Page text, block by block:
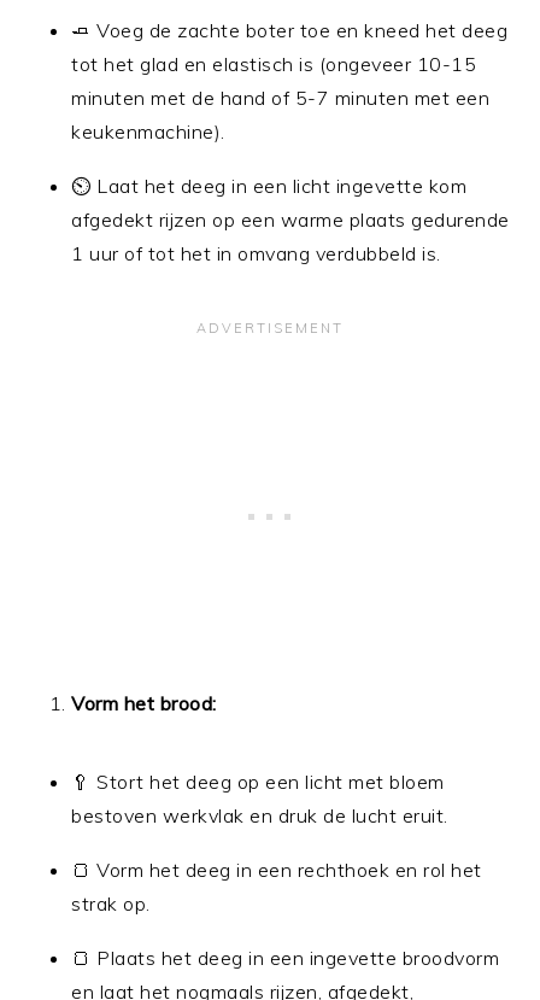
🧈 Voeg de zachte boter toe en kneed het deeg
tot het glad en elastisch is (ongeveer 10-15
minuten met de hand of 5-7 minuten met een
keukenmachine).
⏲ Laat het deeg in een licht ingevette kom
afgedekt rijzen op een warme plaats gedurende
1 uur of tot het in omvang verdubbeld is.
Vorm het brood:
🥄 Stort het deeg op een licht met bloem
bestoven werkvlak en druk de lucht eruit.
🍞 Vorm het deeg in een rechthoek en rol het
strak op.
🍞 Plaats het deeg in een ingevette broodvorm
en laat het nogmaals rijzen, afgedekt,